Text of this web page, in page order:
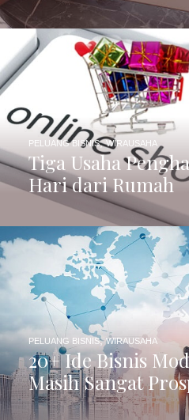
Tiga Usaha
Hari dari Rumah
PELUANG BISNIS,WIRAUSAHA
20+ Ide Bisnis
Masih Sangat
PELUANG BISNIS,WIRAUSAHA